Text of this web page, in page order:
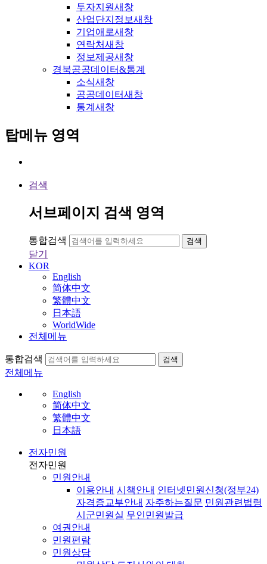
투자지원새창
산업단지정보새창
기업애로새창
연락처새창
정보제공새창
경북공공데이터&통계
소식새창
공공데이터새창
통계 새창
탑메뉴 영역
검색
서브페이지 검색 영역
통합검색 검색
닫기
KOR
English
简体中文
繁體中文
日本語
WorldWide
전체메뉴
통합검색 검색
전체메뉴
English
简体中文
繁體中文
日本語
전자민원
전자민원
민원안내
이용안내 시책안내 인터넷민원신청(정부24)
자격증교부안내 자주하는질문 민원관련법령
시군민원실 무인민원발급
여권안내
민원편람
민원상담